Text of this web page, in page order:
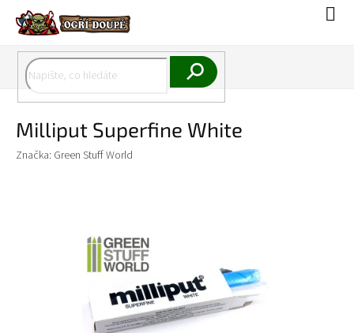
obsah
Milliput Superfine White
Značka: Green Stuff World